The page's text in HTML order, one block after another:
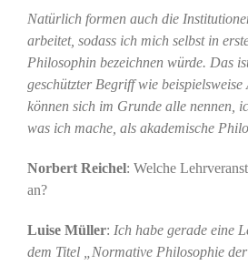
Natürlich formen auch die
arbeitet, sodass ich mich selbst in
Philosophin bezeichnen würde. Das
geschützter Begriff wie
können sich im Grunde alle nennen,
was ich mache, als akademische
Norbert Reichel: Welche
an?
Luise Müller: Ich habe gerade eine
dem Titel „Normative Philosophie